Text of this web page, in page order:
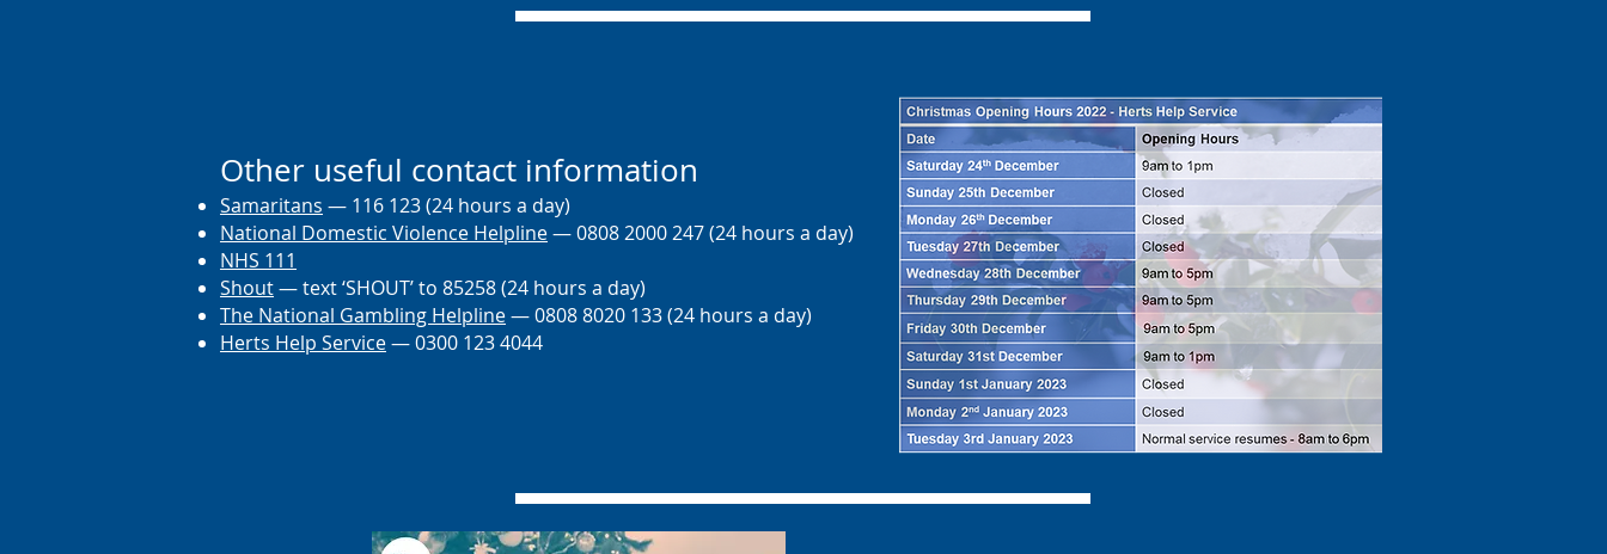
Other useful contact information
Samaritans — 116 123 (24 hours a day)
National Domestic Violence Helpline— 0808 2000 247 (24 hours a day)
NHS 111
Shout— text ‘SHOUT’ to 85258 (24 hours a day)
The National Gambling Helpline— 0808 8020 133 (24 hours a day)
Herts Help Service— 0300 123 4044